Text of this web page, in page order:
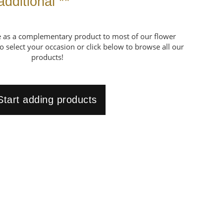
as a complementary product to most of our flower
select your occasion or click below to browse all our
products!
adding products